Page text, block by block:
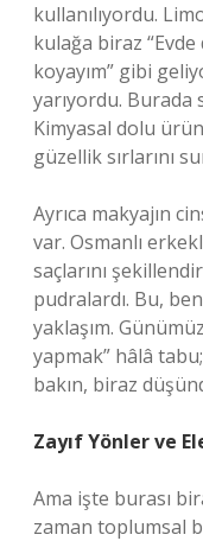
kullanılıyordu.
kulağa biraz
koyayım” gibi
yarıyordu. Burada
Kimyasal dolu
güzellik sırlarını
Ayrıca makyajın
var. Osmanlı
saçlarını
pudralardı. Bu,
yaklaşım.
yapmak” hâlâ
bakın, biraz
Zayıf Yönler ve
Ama işte burası
zaman toplumsal